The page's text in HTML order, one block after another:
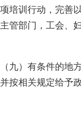
项培训行动，完善
主管部门，工会、
（九）有条件的
并按相关规定给予